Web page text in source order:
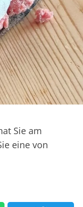
Sie am
eine von